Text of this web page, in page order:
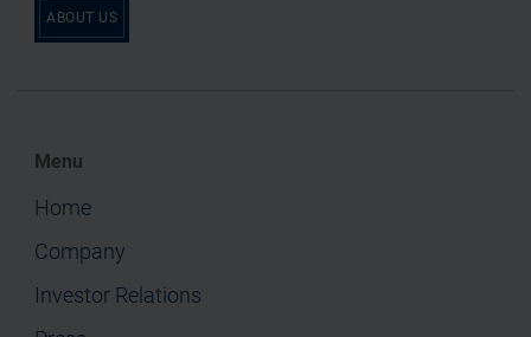
ABOUT US
Menu
Home
Company
Investor Relations